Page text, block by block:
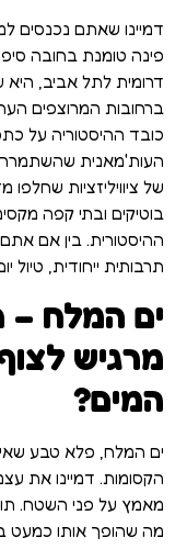
דמיינו שאתם נכנסים
פינה טומנת בחובה
דרומית לתל אביב,
ברחובות המרוצפים
כובד ההיסטוריה על
העות'מאנית שהשתמרה
של ציוויליזציות
בוטיקים ובתי קפה
ההיסטורית. בין אם
תרבותית ייחודית,
ים המלח –
מרגיש
המים?
ים המלח, פלא טבע
הקסומות. דמיינו את
מאמץ על פני השטח.
מה שהופך אותו כמעט